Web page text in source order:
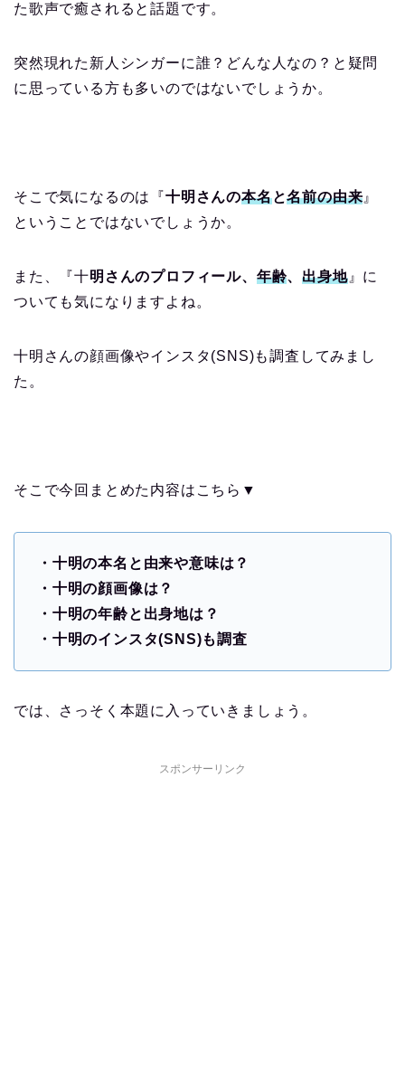
た歌声で癒されると話題です。
突然現れた新人シンガーに誰？どんな人なの？と疑問
に思っている方も多いのではないでしょうか。
そこで気になるのは『十明さんの本名と名前の由来 』
ということではないでしょうか。
また、『十明さんのプロフィール、 年齢、出身地』に
ついても気になりますよね。
十明さんの顔画像やインスタ(SNS)も調査してみまし
た。
そこで今回まとめた内容はこちら▼
・十明の本名と由来や意味は？
・十明の顔画像は？
・十明の年齢と出身地は？
・十明のインスタ(SNS)も調査
では、さっそく本題に入っていきましょう。
スポンサーリンク